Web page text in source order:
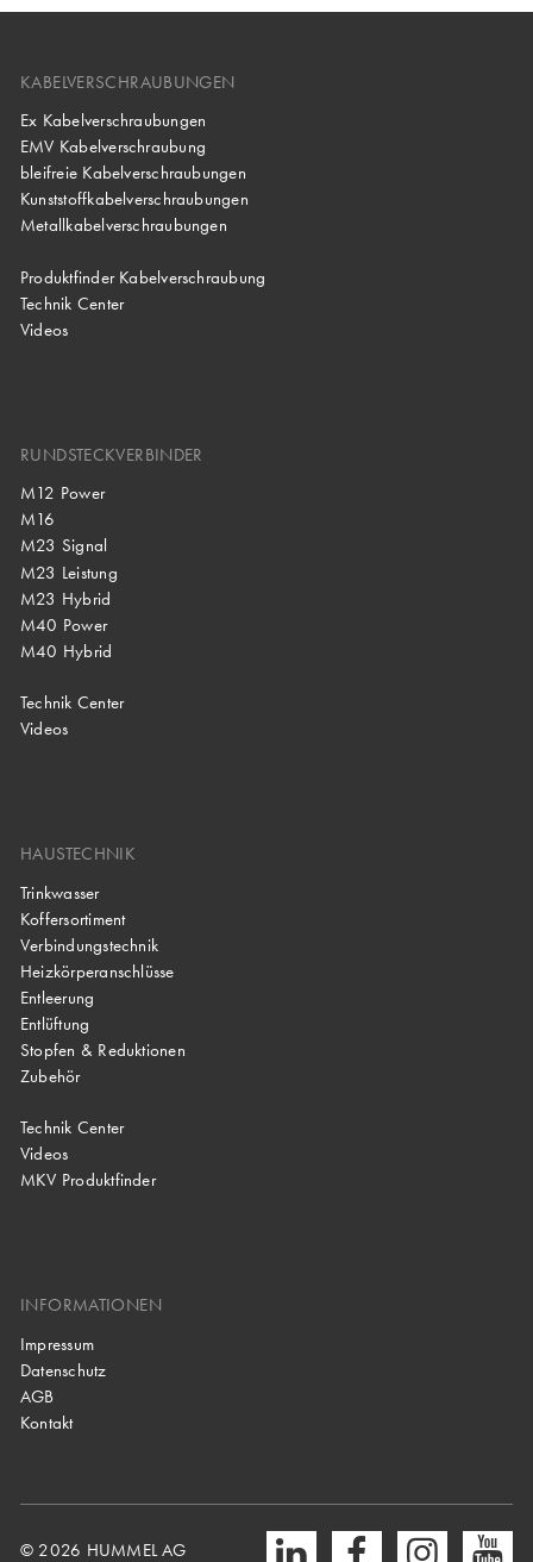
KABELVERSCHRAUBUNGEN
Ex Kabelverschraubungen
EMV Kabelverschraubung
bleifreie Kabelverschraubungen
Kunststoffkabelverschraubungen
Metallkabelverschraubungen
Produktfinder Kabelverschraubung
Technik Center
Videos
RUNDSTECKVERBINDER
M12 Power
M16
M23 Signal
M23 Leistung
M23 Hybrid
M40 Power
M40 Hybrid
Technik Center
Videos
HAUSTECHNIK
Trinkwasser
Koffersortiment
Verbindungstechnik
Heizkörperanschlüsse
Entleerung
Entlüftung
Stopfen & Reduktionen
Zubehör
Technik Center
Videos
MKV Produktfinder
INFORMATIONEN
Impressum
Datenschutz
AGB
Kontakt
© 2026 HUMMEL AG